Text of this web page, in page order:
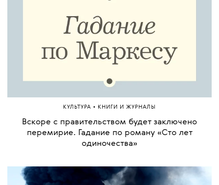
КУЛЬТУРА • КНИГИ И ЖУРНАЛЫ
Вскоре с правительством будет заключено
перемирие. Гадание по роману «Сто лет
одиночества»